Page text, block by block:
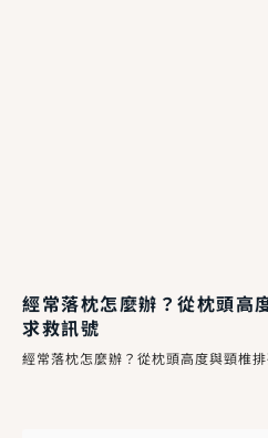
經常落枕怎麼辦？從枕頭高
求救訊號
經常落枕怎麼辦？從枕頭高度與頸椎